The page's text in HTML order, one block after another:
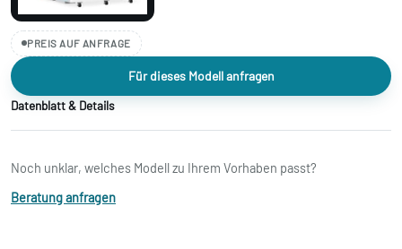
PREIS AUF ANFRAGE
Für dieses Modell anfragen
Datenblatt & Details
Noch unklar, welches Modell zu Ihrem Vorhaben passt?
Beratung anfragen